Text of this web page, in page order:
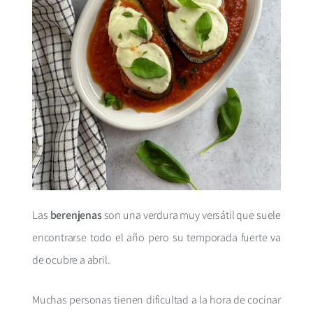
Las berenjenasson una verdura muy versátil que suele
encontrarse todo el año pero su temporada fuerte va
de ocubre a abril.
Muchas personas tienen dificultad a la hora de cocinar